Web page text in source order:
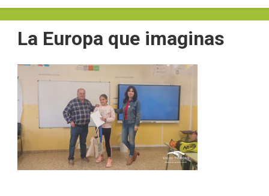
La Europa que imaginas